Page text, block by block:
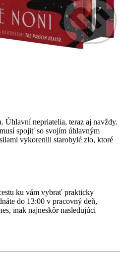
Úhlavní nepriatelia, teraz aj navždy.
spojiť so svojím úhlavným
vykorenili starobylé zlo, ktoré
ku vám vybrať prakticky
do 13:00 v pracovný deň,
inak najneskôr nasledujúci